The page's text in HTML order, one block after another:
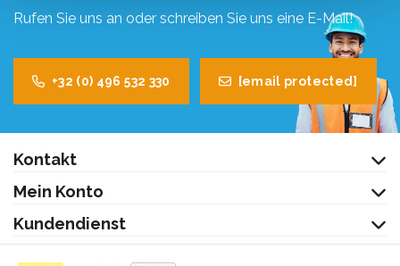
Rufen Sie uns an oder schreiben Sie uns eine E-Mail!
+32 (0) 496 532 330 [email protected]
Kontakt
Mein Konto
Kundendienst